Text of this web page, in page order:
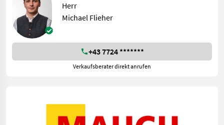
Herr
Michael Flieher
+43 7724 *******
Verkaufsberater direkt anrufen